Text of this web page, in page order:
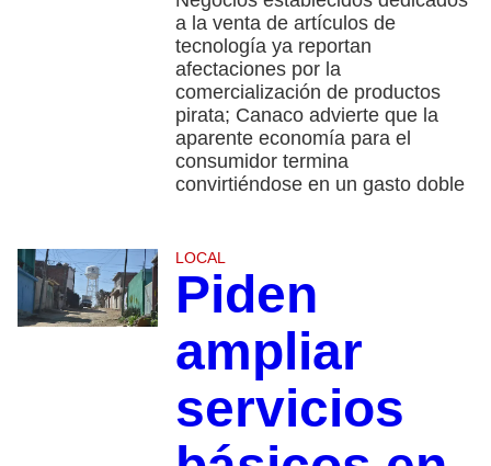
a la venta de artículos de
tecnología ya reportan
afectaciones por la
comercialización de productos
pirata; Canaco advierte que la
aparente economía para el
consumidor termina
convirtiéndose en un gasto doble
LOCAL
Piden
ampliar
servicios